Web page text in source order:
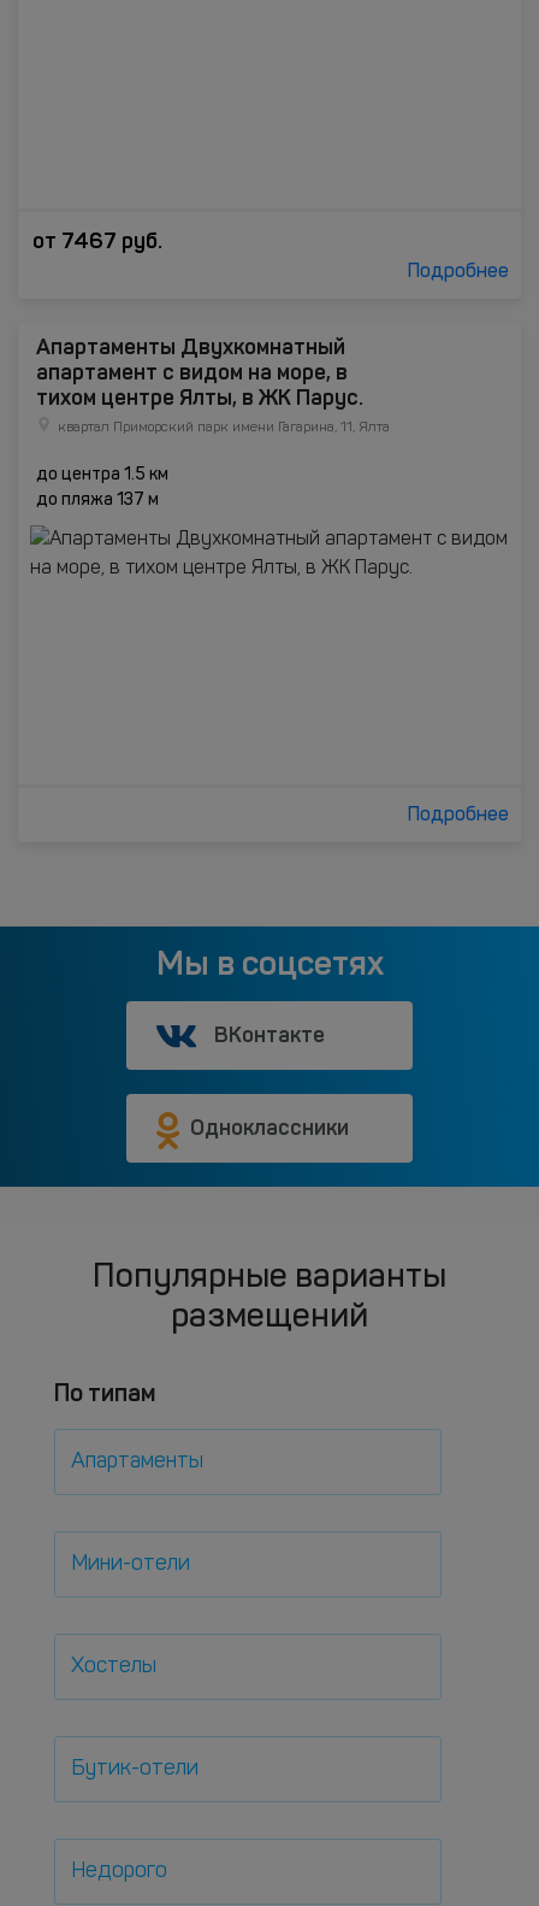
от 7467 руб.
Подробнее
Апартаменты Двухкомнатный
апартамент с видом на море, в
тихом центре Ялты, в ЖК Парус.
квартал Приморский парк имени Гагарина, 11, Ялта
до центра 1.5 км
до пляжа 137 м
Подробнее
Мы в соцсетях
ВКонтакте
Одноклассники
Популярные варианты
размещений
По типам
Апартаменты
Мини-отели
Хостелы
Бутик-отели
Недорого